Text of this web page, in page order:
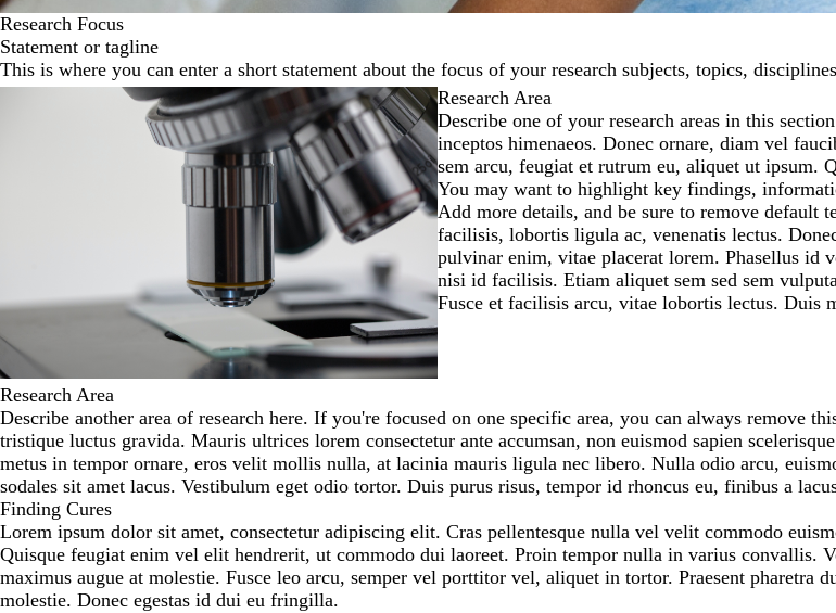
Research Focus
Statement or tagline
This is where you can enter a short statement about the focus of your research subjects, topics,
Research Area
Describe one of your research areas in this
inceptos himenaeos. Donec ornare, diam vel
sem arcu, feugiat et rutrum eu, aliquet ut
You may want to highlight key findings,
Add more details, and be sure to remove default
facilisis, lobortis ligula ac, venenatis lectus.
pulvinar enim, vitae placerat lorem. Phasellus id
nisi id facilisis. Etiam aliquet sem sed sem
Fusce et facilisis arcu, vitae lobortis lectus. Duis
Research Area
Describe another area of research here. If you're focused on one specific area, you can always remove
tristique luctus gravida. Mauris ultrices lorem consectetur ante accumsan, non euismod sapien
metus in tempor ornare, eros velit mollis nulla, at lacinia mauris ligula nec libero. Nulla odio arcu,
sodales sit amet lacus. Vestibulum eget odio tortor. Duis purus risus, tempor id rhoncus eu, finibus a
Finding Cures
Lorem ipsum dolor sit amet, consectetur adipiscing elit. Cras pellentesque nulla vel velit commodo
Quisque feugiat enim vel elit hendrerit, ut commodo dui laoreet. Proin tempor nulla in varius convallis.
maximus augue at molestie. Fusce leo arcu, semper vel porttitor vel, aliquet in tortor. Praesent pharetra
molestie. Donec egestas id dui eu fringilla.